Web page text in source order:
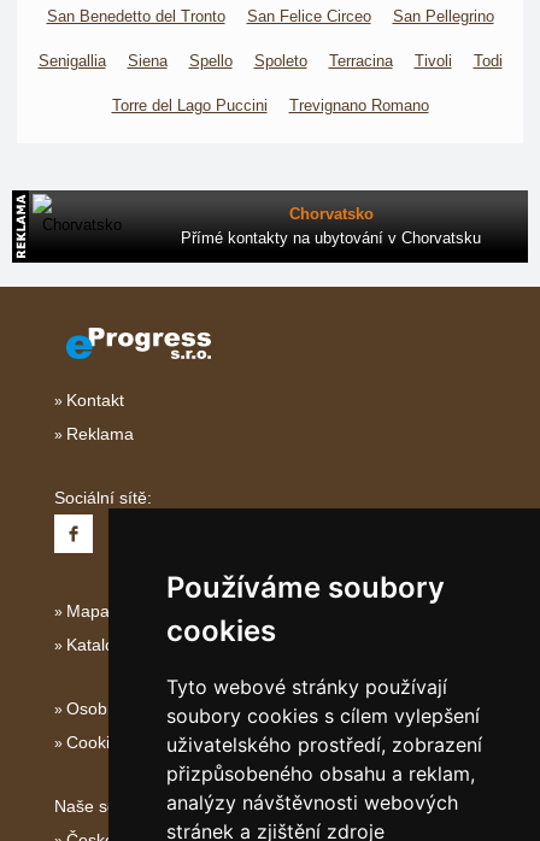
Používáme soubory
cookies
Tyto webové stránky používají
soubory cookies s cílem vylepšení
uživatelského prostředí, zobrazení
přizpůsobeného obsahu a reklam,
analýzy návštěvnosti webových
stránek a zjištění zdroje
San Benedetto del Tronto San Felice Circeo San Pellegrino
Senigallia Siena Spello Spoleto Terracina Tivoli Todi
Torre del Lago Puccini Trevignano Romano
Chorvatsko
Přímé kontakty na ubytování v Chorvatsku
Kontakt
Reklama
Sociální sítě:
Mapa serveru Střední Itálie
Katalog ubytování
Osobní údaje
Cookies
Naše servery: